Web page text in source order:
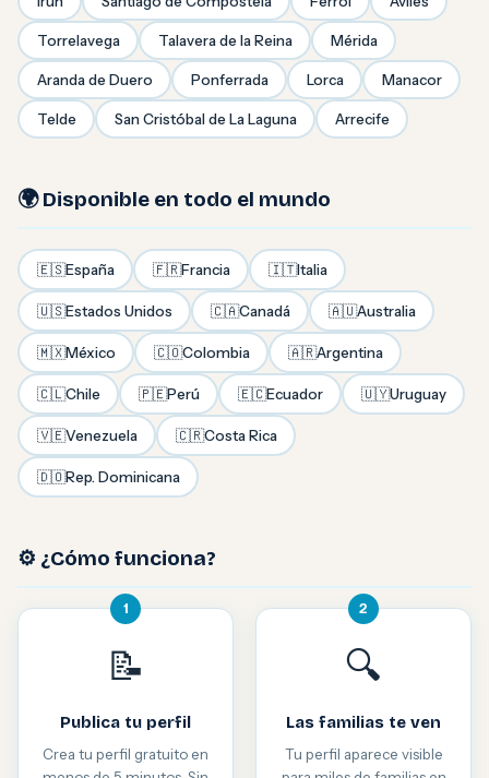
Torrelavega Talavera de la Reina Mérida
Aranda de Duero Ponferrada Lorca Manacor
Telde San Cristóbal de La Laguna Arrecife
🌍 Disponible en todo el mundo
🇪🇸España 🇫🇷Francia 🇮🇹Italia
🇺🇸Estados Unidos 🇨🇦Canadá 🇦🇺Australia
🇲🇽México 🇨🇴Colombia 🇦🇷Argentina
🇨🇱Chile 🇵🇪Perú 🇪🇨Ecuador 🇺🇾Uruguay
🇻🇪Venezuela 🇨🇷Costa Rica
🇩🇴Rep. Dominicana
⚙️ ¿Cómo funciona?
1
📝
Publica tu perfil
Crea tu perfil gratuito en
2
🔍
Las familias te ven
Tu perfil aparece visible